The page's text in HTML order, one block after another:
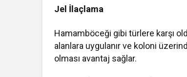
Jel İlaçlama
Hamamböceği gibi türlere karşı
alanlara uygulanır ve koloni
olması avantaj sağlar.